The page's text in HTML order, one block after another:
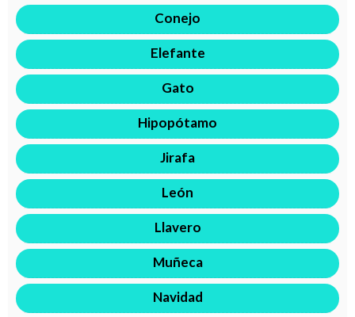
Conejo
Elefante
Gato
Hipopótamo
Jirafa
León
Llavero
Muñeca
Navidad